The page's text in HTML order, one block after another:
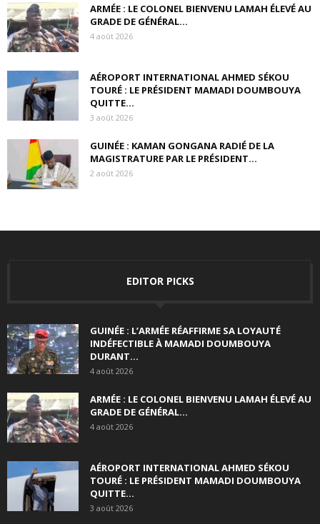
ARMÉE : LE COLONEL BIENVENU LAMAH ÉLEVÉ AU
GRADE DE GÉNÉRAL...
4 août 2026
AÉROPORT INTERNATIONAL AHMED SÉKOU
TOURÉ : LE PRÉSIDENT MAMADI DOUMBOUYA
QUITTE...
3 août 2026
GUINÉE : KAMAN GONGANA RADIÉ DE LA
MAGISTRATURE PAR LE PRÉSIDENT...
2 août 2026
EDITOR PICKS
GUINÉE : L’ARMÉE RÉAFFIRME SA LOYAUTÉ
INDÉFECTIBLE À MAMADI DOUMBOUYA
DURANT...
4 août 2026
ARMÉE : LE COLONEL BIENVENU LAMAH ÉLEVÉ AU
GRADE DE GÉNÉRAL...
4 août 2026
AÉROPORT INTERNATIONAL AHMED SÉKOU
TOURÉ : LE PRÉSIDENT MAMADI DOUMBOUYA
QUITTE...
3 août 2026